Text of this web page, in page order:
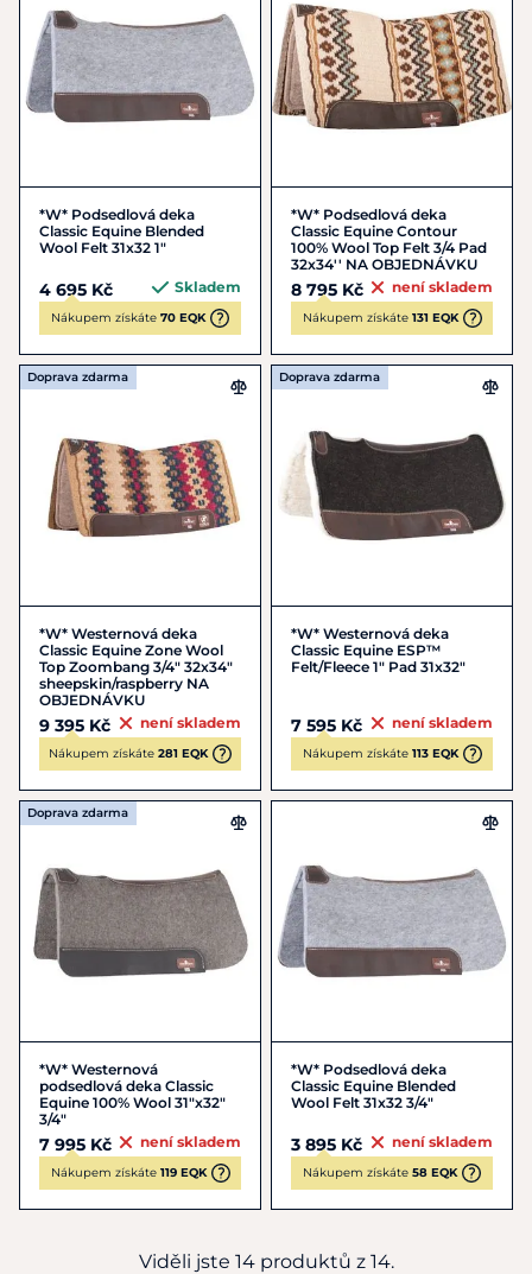
*W* Podsedlová deka
Classic Equine Blended
Wool Felt 31x32 1"
4 695 Kč Skladem
Nákupem získáte 70 EQK
*W* Podsedlová deka
Classic Equine Contour
100% Wool Top Felt 3/4 Pad
32x34'' NA OBJEDNÁVKU
8 795 Kč není skladem
Nákupem získáte 131 EQK
Doprava zdarma
*W* Westernová deka
Classic Equine Zone Wool
Top Zoombang 3/4" 32x34"
sheepskin/raspberry NA
OBJEDNÁVKU
9 395 Kč není skladem
Nákupem získáte 281 EQK
Doprava zdarma
*W* Westernová deka
Classic Equine ESP™
Felt/Fleece 1" Pad 31x32"
7 595 Kč není skladem
Nákupem získáte 113 EQK
Doprava zdarma
*W* Westernová
podsedlová deka Classic
Equine 100% Wool 31"x32"
3/4"
7 995 Kč není skladem
Nákupem získáte 119 EQK
*W* Podsedlová deka
Classic Equine Blended
Wool Felt 31x32 3/4"
3 895 Kč není skladem
Nákupem získáte 58 EQK
Viděli jste 14 produktů z 14.